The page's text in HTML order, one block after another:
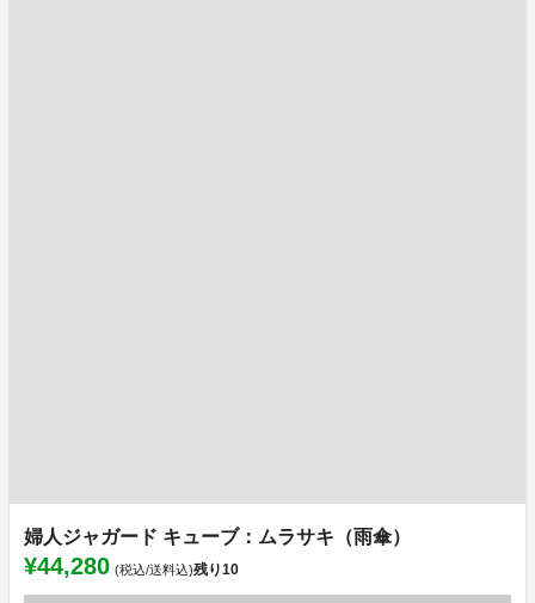
婦人ジャガード キューブ：ムラサキ（雨傘）
¥44,280 (税込/送料込)残り10